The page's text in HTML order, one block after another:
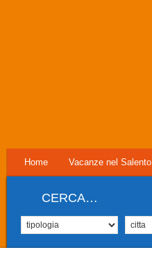
Home Vacanze nel Salento
CERCA…